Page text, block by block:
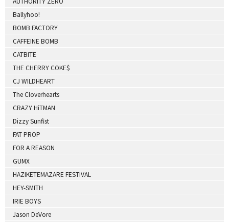
Ballyhoo!
BOMB FACTORY
CAFFEINE BOMB
CATBITE
THE CHERRY COKE$
CJ WILDHEART
The Cloverhearts
CRAZY HiTMAN
Dizzy Sunfist
FAT PROP
FOR A REASON
GUMX
HAZIKETEMAZARE FESTIVAL
HEY-SMITH
IRIE BOYS
Jason DeVore